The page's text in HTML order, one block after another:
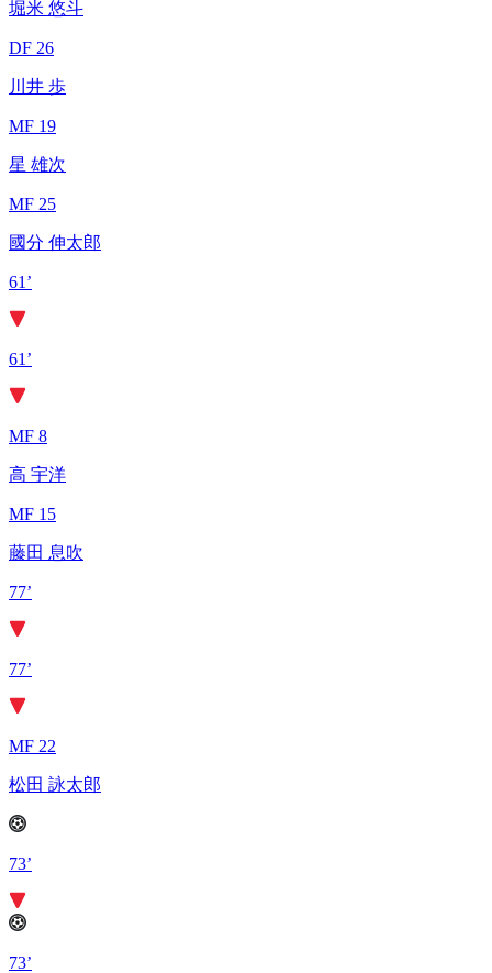
堀米 悠斗
DF 26
川井 歩
MF 19
星 雄次
MF 25
國分 伸太郎
61’
61’
MF 8
高 宇洋
MF 15
藤田 息吹
77’
77’
MF 22
松田 詠太郎
73’
73’